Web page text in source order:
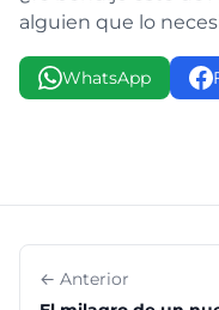
alguien que lo
WhatsApp
← Anterior